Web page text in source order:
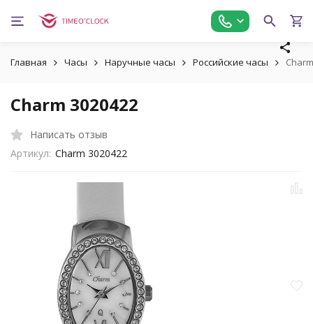
Главная Часы Наручные часы Российские часы
Charm 3020422
Написать отзыв
Артикул: Charm 3020422